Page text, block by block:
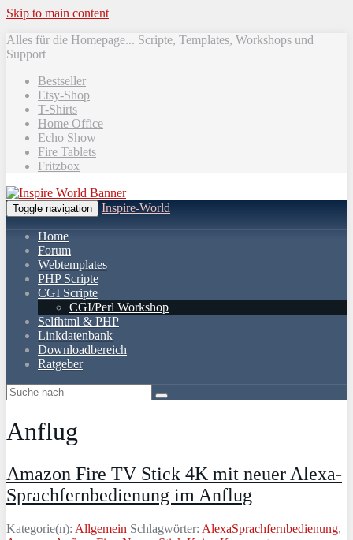
Skip to main content
Alles für die Homepage... Scripte, Templates, Workshops und
Support
Bestseller
Etsy-Shop
T-Shirts
Home Office
Echo Show
Fire Tablets
Fritzbox
Toggle navigation Inspire-World
Home
Forum
Webtemplates
PHP Scripte
CGI Scripte
CGI/Perl Workshop
Selfhtml & PHP
Linkdatenbank
Downloadbereich
Ratgeber
Anflug
Amazon Fire TV Stick 4K mit neuer Alexa-
Sprachfernbedienung im Anflug
Kategorie(n): Allgemein Schlagwörter: AlexaSprachfernbedienung,